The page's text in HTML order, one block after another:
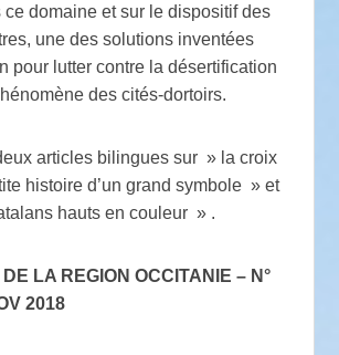
ce domaine et sur le dispositif des
une des solutions inventées
pour lutter contre la désertification
des cités-dortoirs.
articles bilingues sur » la croix
histoire d’un grand symbole » et
hauts en couleur » .
LA REGION OCCITANIE – N°
2018